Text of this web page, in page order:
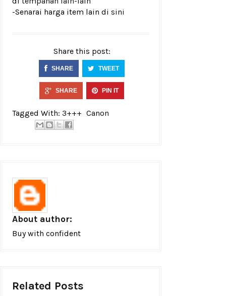
-Senarai harga item lain di sini
Share this post:
SHARE TWEET
SHARE PIN IT
Tagged With: 3+++ Canon
About author:
Buy with confident
Related Posts